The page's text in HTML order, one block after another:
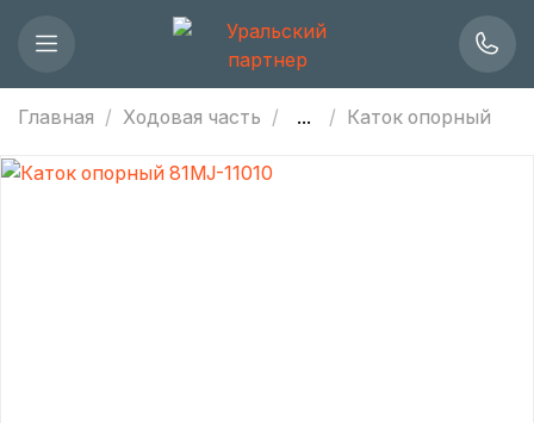
Главная Ходовая часть ... Каток опорный